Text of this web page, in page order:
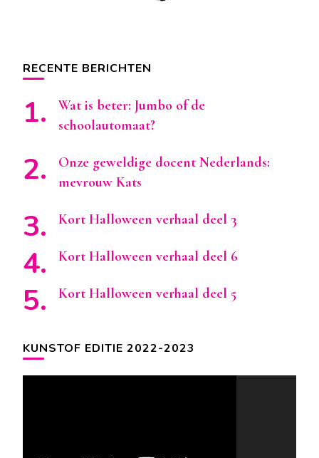
RECENTE BERICHTEN
Wat is beter: Jumbo of de
schoolautomaat?
Onze geweldige docent Nederlands:
mevrouw Kats
Kort Halloween verhaal deel 3
Kort Halloween verhaal deel 6
Kort Halloween verhaal deel 5
KUNSTOF EDITIE 2022-2023